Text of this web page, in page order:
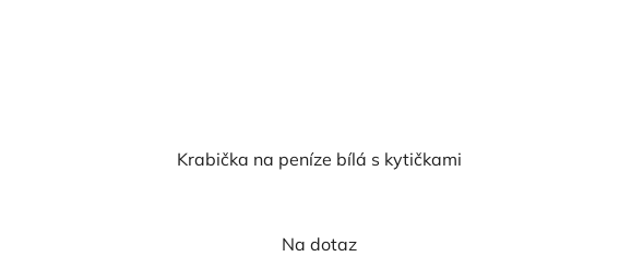
Krabička na peníze bílá s kytičkami
hodnocení
Na dotaz